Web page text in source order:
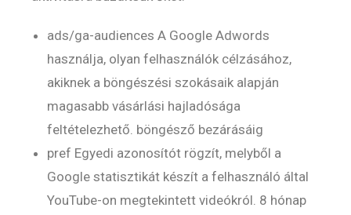
ads/ga-audiences A Google Adwords
használja, olyan felhasználók célzásához,
akiknek a böngészési szokásaik alapján
magasabb vásárlási hajladósága
feltételezhető. böngésző bezárásáig
pref Egyedi azonosítót rögzít, melyből a
Google statisztikát készít a felhasználó által
YouTube-on megtekintett videókról. 8 hónap